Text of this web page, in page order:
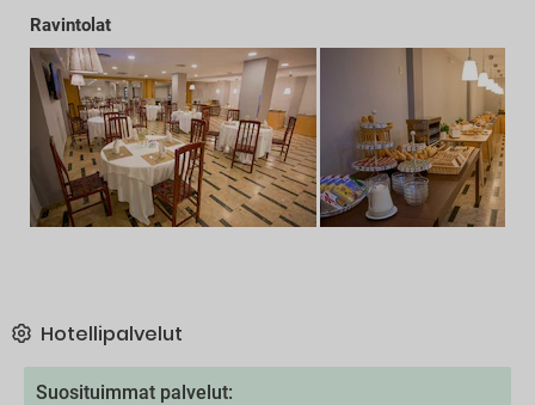
Ravintolat
Hotellipalvelut
Suosituimmat palvelut: